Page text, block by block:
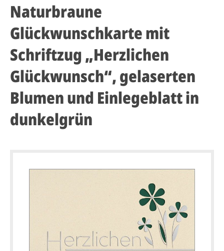
Naturbraune
Glückwunschkarte mit
Schriftzug „Herzlichen
Glückwunsch“, gelaserten
Blumen und Einlegeblatt in
dunkelgrün